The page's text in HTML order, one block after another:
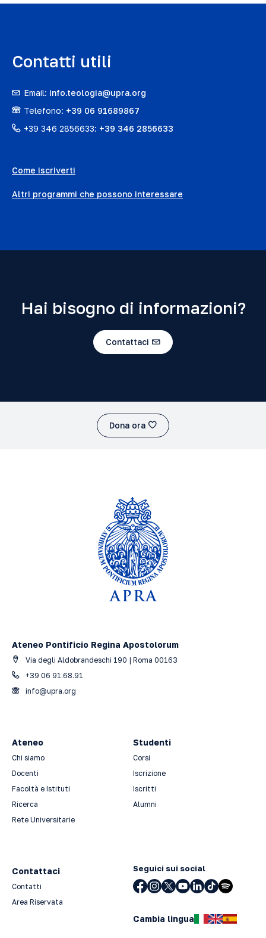
Contatti utili
Email: info.teologia@upra.org
Telefono: +39 06 91689867
+39 346 2856633: +39 346 2856633
Come iscriverti
Altri programmi che possono interessare
Hai bisogno di informazioni?
Contattaci
Dona ora
Ateneo Pontificio Regina Apostolorum
Via degli Aldobrandeschi 190 | Roma 00163
+39 06 91.68.91
info@upra.org
Ateneo
Chi siamo
Docenti
Facoltà e Istituti
Ricerca
Rete Universitarie
Studenti
Corsi
Iscrizione
Iscritti
Alumni
Contattaci
Contatti
Area Riservata
Seguici sui social
Cambia lingua